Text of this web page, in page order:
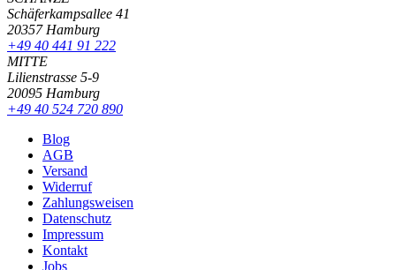
Schäferkampsallee 41
20357 Hamburg
+49 40 441 91 222
MITTE
Lilienstrasse 5-9
20095 Hamburg
+49 40 524 720 890
Blog
AGB
Versand
Widerruf
Zahlungsweisen
Datenschutz
Impressum
Kontakt
Jobs